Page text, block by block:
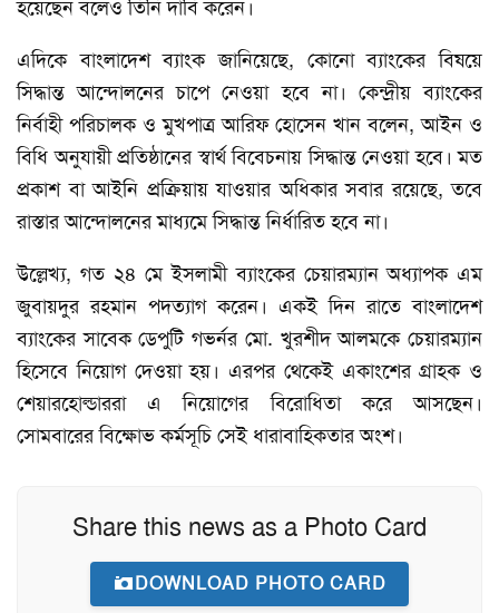
হয়েছেন বলেও তিনি দাবি করেন।
এদিকে বাংলাদেশ ব্যাংক জানিয়েছে, কোনো ব্যাংকের বিষয়ে
সিদ্ধান্ত আন্দোলনের চাপে নেওয়া হবে না। কেন্দ্রীয় ব্যাংকের
নির্বাহী পরিচালক ও মুখপাত্র আরিফ হোসেন খান বলেন, আইন ও
বিধি অনুযায়ী প্রতিষ্ঠানের স্বার্থ বিবেচনায় সিদ্ধান্ত নেওয়া হবে। মত
প্রকাশ বা আইনি প্রক্রিয়ায় যাওয়ার অধিকার সবার রয়েছে, তবে
রাস্তার আন্দোলনের মাধ্যমে সিদ্ধান্ত নির্ধারিত হবে না।
উল্লেখ্য, গত ২৪ মে ইসলামী ব্যাংকের চেয়ারম্যান অধ্যাপক এম
জুবায়দুর রহমান পদত্যাগ করেন। একই দিন রাতে বাংলাদেশ
ব্যাংকের সাবেক ডেপুটি গভর্নর মো. খুরশীদ আলমকে চেয়ারম্যান
হিসেবে নিয়োগ দেওয়া হয়। এরপর থেকেই একাংশের গ্রাহক ও
শেয়ারহোল্ডাররা এ নিয়োগের বিরোধিতা করে আসছেন।
সোমবারের বিক্ষোভ কর্মসূচি সেই ধারাবাহিকতার অংশ।
Share this news as a Photo Card
DOWNLOAD PHOTO CARD